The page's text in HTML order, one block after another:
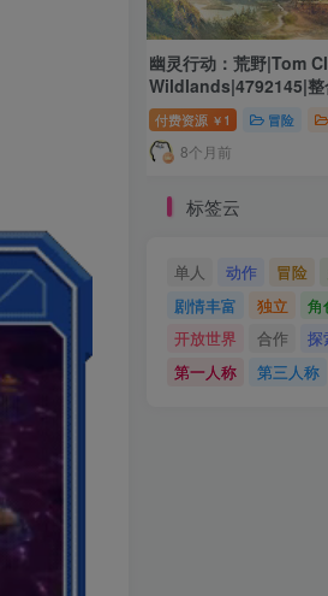
幽灵行动：荒野|Tom
Wildlands|4792145|整
付费资源 ￥ 1 冒险
8个月前
标签云
单人 动作 冒险
剧情丰富
独立 角
开放世界
合作 探
第一人称
第三人称